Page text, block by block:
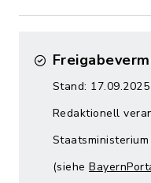
Stand: 17.09.2025
Redaktionell
(siehe